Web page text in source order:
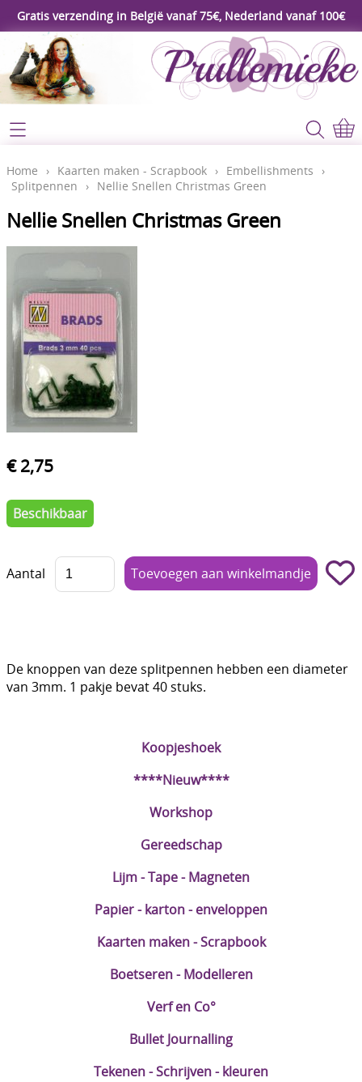
Gratis verzending in België vanaf 75€, Nederland vanaf 100€
Webshop
Koopjeshoek
****Nieuw****
Workshop
Lijm - Tape - Magneten
Papier - karton - enveloppen
Kaarten maken - Scrapbook
Boetseren - Modelleren
Verf en Co°
Bullet Journalling
Haken - Vilt
Bloemen uit crêpepapier of chenille
Cadeaubon
Home
Contact
Mijn account
Video's
Blog
Koopjeshoek
****Nieuw****
Workshop
Gereedschap
Lijm - Tape - Magneten
Papier - karton - enveloppen
Kaarten maken - Scrapbook
Boetseren - Modelleren
Verf en Co°
Bullet Journalling
Tekenen - Schrijven - kleuren
Home › Kaarten maken - Scrapbook › Embellishments
›
Splitpennen
› Nellie Snellen Christmas Green
Nellie Snellen Christmas Green
€ 2,75
Beschikbaar
Aantal
De knoppen van deze splitpennen hebben een diameter
van 3mm. 1 pakje bevat 40 stuks.